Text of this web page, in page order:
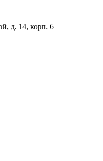
д. 14, корп. 6